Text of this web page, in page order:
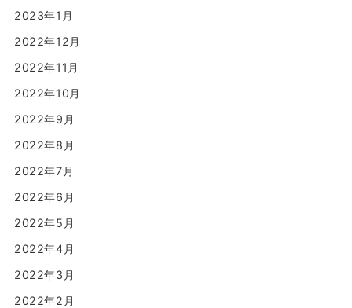
2023年1月
2022年12月
2022年11月
2022年10月
2022年9月
2022年8月
2022年7月
2022年6月
2022年5月
2022年4月
2022年3月
2022年2月